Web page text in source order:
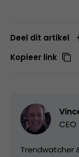
Deel dit artikel
Kopieer link
CEO
Trendwatcher